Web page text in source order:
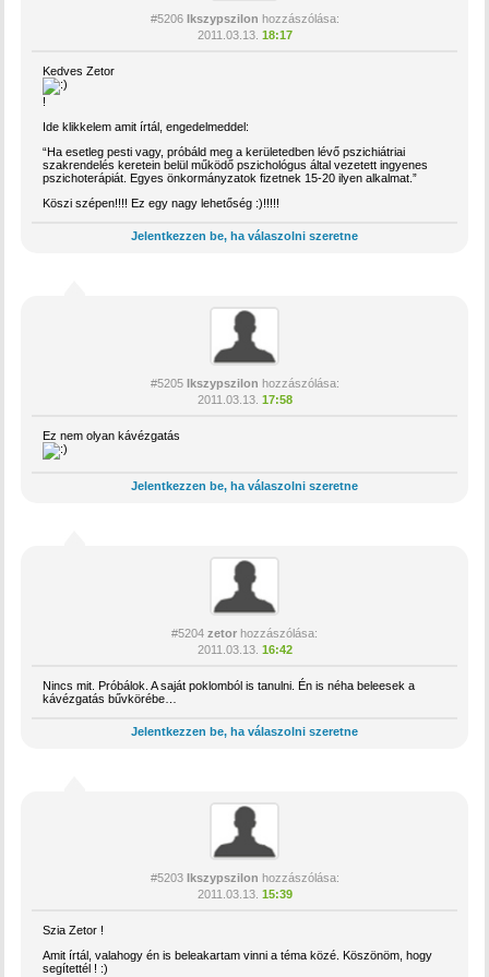
#5206 Ikszypszilon hozzászólása:
2011.03.13. 18:17
Kedves Zetor
!
Ide klikkelem amit írtál, engedelmeddel:
“Ha esetleg pesti vagy, próbáld meg a kerületedben lévő pszichiátriai
szakrendelés keretein belül működő pszichológus által vezetett ingyenes
pszichoterápiát. Egyes önkormányzatok fizetnek 15-20 ilyen alkalmat.”
Köszi szépen!!!! Ez egy nagy lehetőség :)!!!!!
Jelentkezzen be, ha válaszolni szeretne
#5205 Ikszypszilon hozzászólása:
2011.03.13. 17:58
Ez nem olyan kávézgatás
Jelentkezzen be, ha válaszolni szeretne
#5204 zetor hozzászólása:
2011.03.13. 16:42
Nincs mit. Próbálok. A saját poklomból is tanulni. Én is néha beleesek a
kávézgatás bűvkörébe…
Jelentkezzen be, ha válaszolni szeretne
#5203 Ikszypszilon hozzászólása:
2011.03.13. 15:39
Szia Zetor !
Amit írtál, valahogy én is beleakartam vinni a téma közé. Köszönöm, hogy
segítettél ! :)